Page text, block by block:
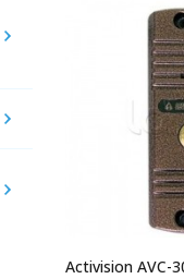
Activision AVC-